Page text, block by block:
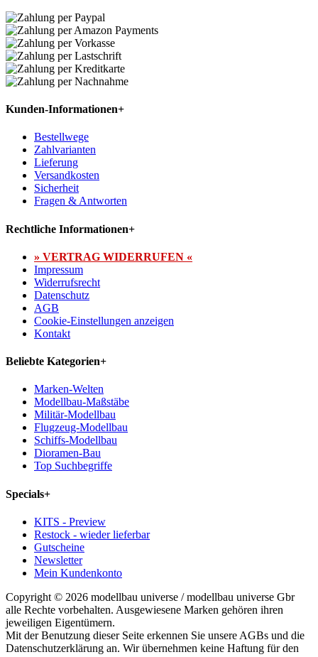
Kunden-Informationen+
Bestellwege
Zahlvarianten
Lieferung
Versandkosten
Sicherheit
Fragen & Antworten
Rechtliche Informationen+
» VERTRAG WIDERRUFEN «
Impressum
Widerrufsrecht
Datenschutz
AGB
Cookie-Einstellungen anzeigen
Kontakt
Beliebte Kategorien+
Marken-Welten
Modellbau-Maßstäbe
Militär-Modellbau
Flugzeug-Modellbau
Schiffs-Modellbau
Dioramen-Bau
Top Suchbegriffe
Specials+
KITS - Preview
Restock - wieder lieferbar
Gutscheine
Newsletter
Mein Kundenkonto
Copyright © 2026 modellbau universe / modellbau universe Gbr
alle Rechte vorbehalten. Ausgewiesene Marken gehören ihren
jeweiligen Eigentümern.
Mit der Benutzung dieser Seite erkennen Sie unsere AGBs und die
Datenschutzerklärung an. Wir übernehmen keine Haftung für den